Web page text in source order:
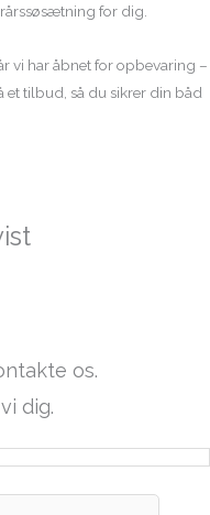
for dig.
vi har åbnet for opbevaring –
et tilbud, så du sikrer din båd
os.
dig.